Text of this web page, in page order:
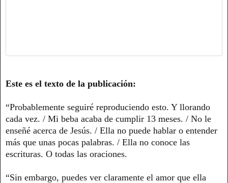
Este es el texto de la publicación:
“Probablemente seguiré reproduciendo esto. Y llorando
cada vez. / Mi beba acaba de cumplir 13 meses. / No le
enseñé acerca de Jesús. / Ella no puede hablar o entender
más que unas pocas palabras. / Ella no conoce las
escrituras. O todas las oraciones.
“Sin embargo, puedes ver claramente el amor que ella